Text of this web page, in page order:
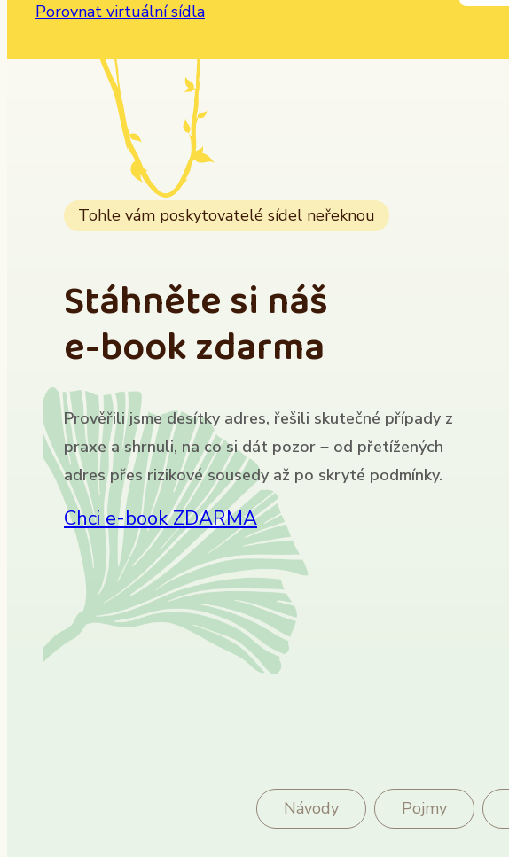
Porovnat virtuální sídla
Tohle vám poskytovatelé sídel neřeknou
Stáhněte si náš
e-book zdarma
Prověřili jsme desítky adres, řešili skutečné případy z
praxe a shrnuli, na co si dát pozor – od přetížených
adres přes rizikové sousedy až po skryté podmínky.
Chci e-book ZDARMA
Návody Pojmy